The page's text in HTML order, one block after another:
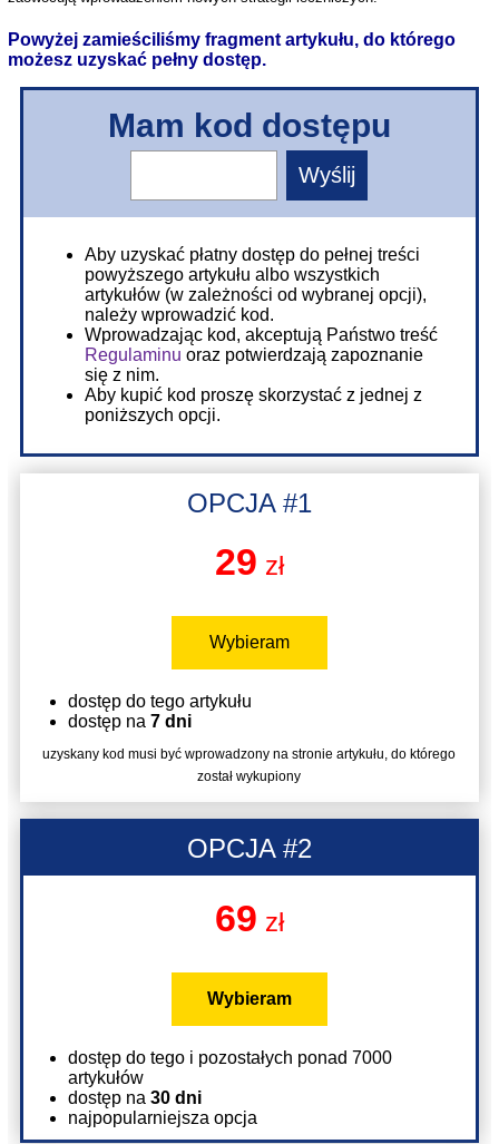
Powyżej zamieściliśmy fragment artykułu, do którego
możesz uzyskać pełny dostęp.
Mam kod dostępu
Aby uzyskać płatny dostęp do pełnej treści
powyższego artykułu albo wszystkich
artykułów (w zależności od wybranej opcji),
należy wprowadzić kod.
Wprowadzając kod, akceptują Państwo treść
Regulaminu oraz potwierdzają zapoznanie
się z nim.
Aby kupić kod proszę skorzystać z jednej z
poniższych opcji.
OPCJA #1
29 zł
Wybieram
dostęp do tego artykułu
dostęp na 7 dni
uzyskany kod musi być wprowadzony na stronie artykułu, do którego
został wykupiony
OPCJA #2
69 zł
Wybieram
dostęp do tego i pozostałych ponad 7000
artykułów
dostęp na 30 dni
najpopularniejsza opcja